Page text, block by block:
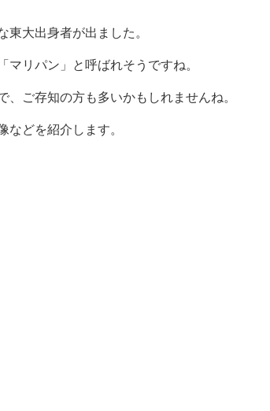
東大出身者が出ました。
リパン」と呼ばれそうですね。
ご存知の方も多いかもしれませんね。
などを紹介します。